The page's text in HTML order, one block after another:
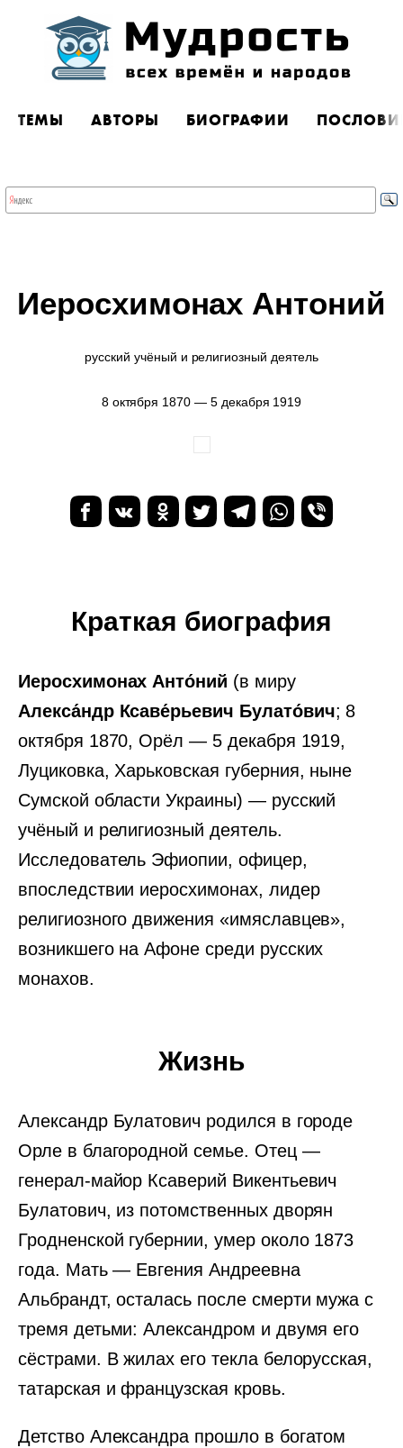
ТЕМЫ АВТОРЫ БИОГРАФИИ
Иеросхимонах Антоний
русский учёный и религиозный деятель
8 октября 1870 — 5 декабря 1919
Краткая биография
Иеросхимонах Анто́ний (в миру
Алекса́ндр Ксаве́рьевич Булато́вич; 8
октября 1870, Орёл — 5 декабря 1919,
Луциковка, Харьковская губерния, ныне
Сумской области Украины) — русский
учёный и религиозный деятель.
Исследователь Эфиопии, офицер,
впоследствии иеросхимонах, лидер
религиозного движения «имяславцев»,
возникшего на Афоне среди русских
монахов.
Жизнь
Александр Булатович родился в городе
Орле в благородной семье. Отец —
генерал-майор Ксаверий Викентьевич
Булатович, из потомственных дворян
Гродненской губернии, умер около 1873
года. Мать — Евгения Андреевна
Альбрандт, осталась после смерти мужа с
тремя детьми: Александром и двумя его
сёстрами. В жилах его текла белорусская,
татарская и французская кровь.
Детство Александра прошло в богатом